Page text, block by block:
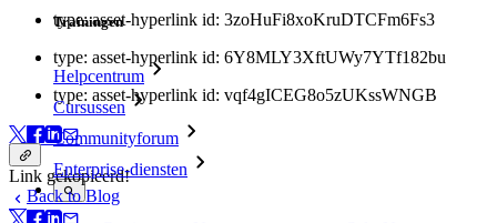
Trainingen
Helpcentrum
Cursussen
Communityforum
Enterprise-diensten
type: asset-hyperlink id: 3zoHuFi8xoKruDTCFm6Fs3
type: asset-hyperlink id: 6Y8MLY3XftUWy7YTf182bu
type: asset-hyperlink id: vqf4gICEG8o5zUKssWNGB
Link gekopieerd!
Back to Blog